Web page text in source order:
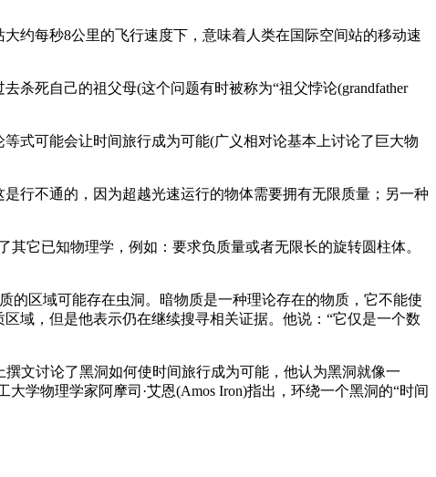
约每秒8公里的飞行速度下，意味着人类在国际空间站的移动速
杀死自己的祖父母(这个问题有时被称为“祖父悖论(grandfather
式可能会让时间旅行成为可能(广义相对论基本上讨论了巨大物
行不通的，因为超越光速运行的物体需要拥有无限质量；另一种
它已知物理学，例如：要求负质量或者无限长的旋转圆柱体。
的区域可能存在虫洞。暗物质是一种理论存在的物质，它不能使
域，但是他表示仍在继续搜寻相关证据。他说：“它仅是一个数
文讨论了黑洞如何使时间旅行成为可能，他认为黑洞就像一
学物理学家阿摩司·艾恩(Amos Iron)指出，环绕一个黑洞的“时间